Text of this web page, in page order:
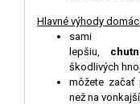
Hlavné výhody
sami
lepšiu,
škodlivých
môžete
než na